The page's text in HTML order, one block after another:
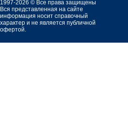
1997-2026 © Все права защищены
Вся представленная на сайте
информация носит справочный
характер и не является публичной
офертой.